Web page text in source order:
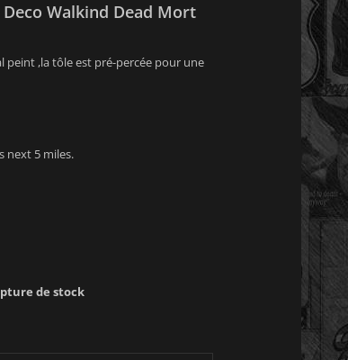
Walkind Dead Mort
peint ,la tôle est pré-percée pour une
next 5 miles.
de stock